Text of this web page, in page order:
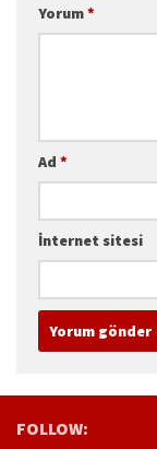
Yorum*
Ad *
İnternet sitesi
FOLLOW: